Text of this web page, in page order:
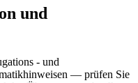
und
- und
— prüfen Sie